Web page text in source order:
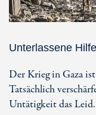
Unterlassene
Der Krieg in Gaza
Tatsächlich
Untätigkeit das Leid.